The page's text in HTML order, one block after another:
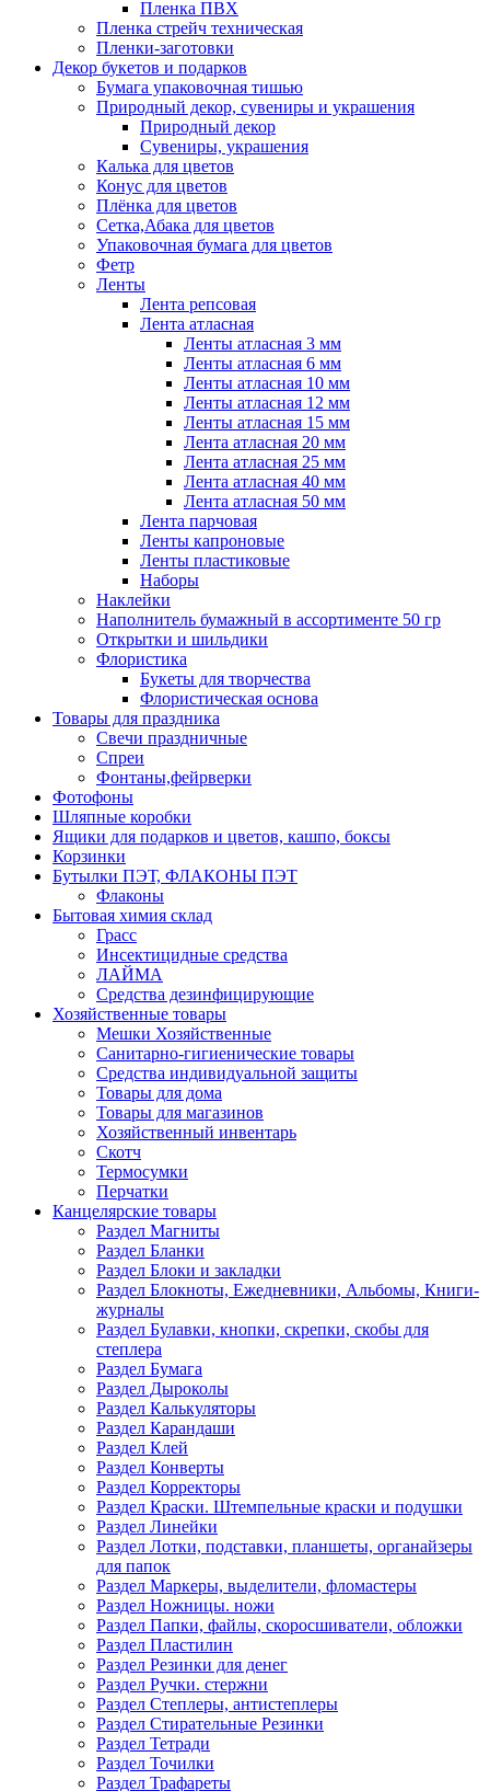
Пленка ПВХ
Пленка стрейч техническая
Пленки-заготовки
Декор букетов и подарков
Бумага упаковочная тишью
Природный декор, сувениры и украшения
Природный декор
Сувениры, украшения
Калька для цветов
Конус для цветов
Плёнка для цветов
Сетка,Абака для цветов
Упаковочная бумага для цветов
Фетр
Ленты
Лента репсовая
Лента атласная
Ленты атласная 3 мм
Ленты атласная 6 мм
Ленты атласная 10 мм
Ленты атласная 12 мм
Ленты атласная 15 мм
Лента атласная 20 мм
Лента атласная 25 мм
Лента атласная 40 мм
Лента атласная 50 мм
Лента парчовая
Ленты капроновые
Ленты пластиковые
Наборы
Наклейки
Наполнитель бумажный в ассортименте 50 гр
Открытки и шильдики
Флористика
Букеты для творчества
Флористическая основа
Товары для праздника
Свечи праздничные
Спреи
Фонтаны,фейрверки
Фотофоны
Шляпные коробки
Ящики для подарков и цветов, кашпо, боксы
Корзинки
Бутылки ПЭТ, ФЛАКОНЫ ПЭТ
Флаконы
Бытовая химия склад
Грасс
Инсектицидные средства
ЛАЙМА
Средства дезинфицирующие
Хозяйственные товары
Мешки Хозяйственные
Санитарно-гигиенические товары
Средства индивидуальной защиты
Товары для дома
Товары для магазинов
Хозяйственный инвентарь
Скотч
Термосумки
Перчатки
Канцелярские товары
Раздел Магниты
Раздел Бланки
Раздел Блоки и закладки
Раздел Блокноты, Ежедневники, Альбомы, Книги-
журналы
Раздел Булавки, кнопки, скрепки, скобы для
степлера
Раздел Бумага
Раздел Дыроколы
Раздел Калькуляторы
Раздел Карандаши
Раздел Клей
Раздел Конверты
Раздел Корректоры
Раздел Краски. Штемпельные краски и подушки
Раздел Линейки
Раздел Лотки, подставки, планшеты, органайзеры
для папок
Раздел Маркеры, выделители, фломастеры
Раздел Ножницы. ножи
Раздел Папки, файлы, скоросшиватели, обложки
Раздел Пластилин
Раздел Резинки для денег
Раздел Ручки. стержни
Раздел Степлеры, антистеплеры
Раздел Стирательные Резинки
Раздел Тетради
Раздел Точилки
Раздел Трафареты